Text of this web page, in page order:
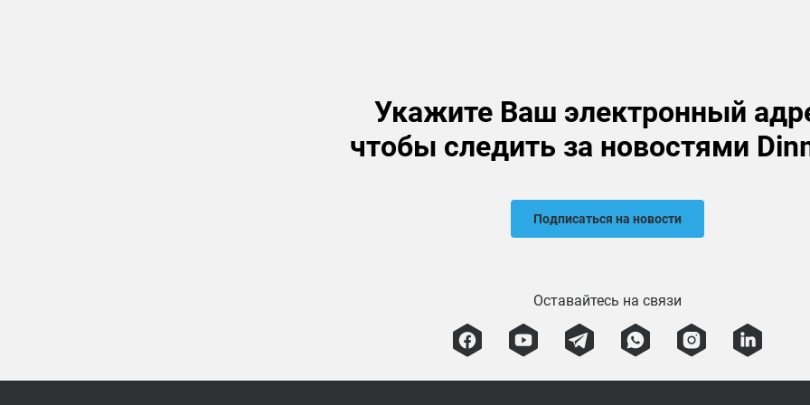
Укажите Ваш электронный
чтобы следить за новостями
Подписаться на новости
Оставайтесь на связи